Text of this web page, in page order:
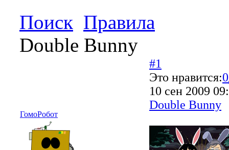
Поиск Правила
Double Bunny
ГомоРобот
#1
Это нравится:0
10 сен 2009
Double Bunny